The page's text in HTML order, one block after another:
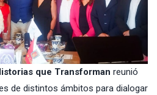
que Transforman reunió
de distintos ámbitos para dialogar